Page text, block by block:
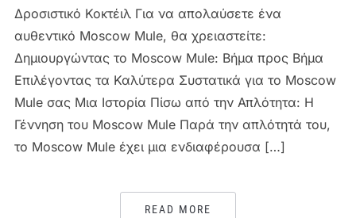
Δροσιστικό Κοκτέιλ Για να απολαύσετε ένα
αυθεντικό Moscow Mule, θα χρειαστείτε:
Δημιουργώντας το Moscow Mule: Βήμα προς Βήμα
Επιλέγοντας τα Καλύτερα Συστατικά για το Moscow
Mule σας Μια Ιστορία Πίσω από την Απλότητα: Η
Γέννηση του Moscow Mule Παρά την απλότητά του,
το Moscow Mule έχει μια ενδιαφέρουσα […]
READ MORE